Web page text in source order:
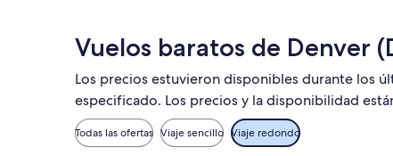
Vuelos baratos de Denver
Los precios estuvieron disponibles durante los
especificado. Los precios y la disponibilidad
Todas las ofertas Viaje sencillo Viaje redondo